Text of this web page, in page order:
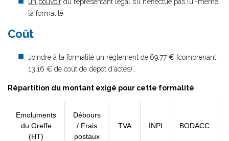
la formalité
Coût
Joindre à la formalité un règlement de 69.77 € (comprenant
13,16 € de coût de dépôt d'actes)..
Répartition du montant exigé pour cette formalité
Emoluments
du Greffe
(HT)
Débours
/ Frais
postaux
TVA INPI BODACC